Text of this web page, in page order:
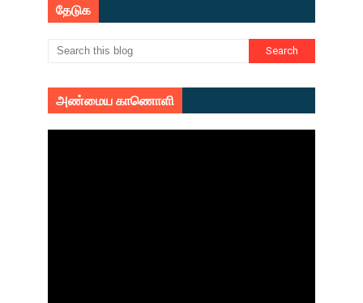
தேடுக
அண்மைய காணொளி